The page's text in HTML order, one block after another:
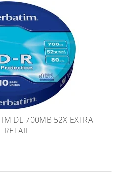
DL 700MB 52X EXTRA
RETAIL